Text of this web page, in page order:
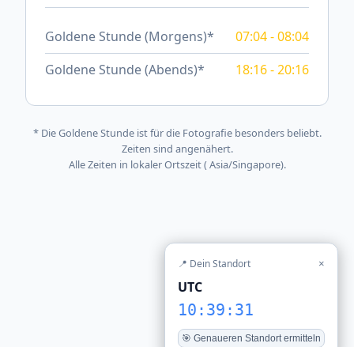
Goldene Stunde (Morgens)*
07:04 - 08:04
Goldene Stunde (Abends)*
18:16 - 20:16
* Die Goldene Stunde ist für die Fotografie besonders beliebt.
Zeiten sind angenähert.
Alle Zeiten in lokaler Ortszeit ( Asia/Singapore).
📍 Dein Standort ×
UTC
10:39:31
🎯 Genaueren Standort ermitteln